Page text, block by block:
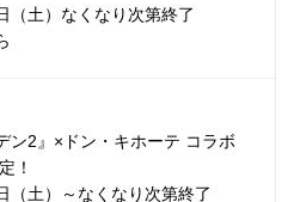
（土）なくなり次第終了
ン2』×ドン・キホーテ コラボ
！
（土）～なくなり次第終了